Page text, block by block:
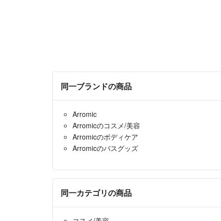
同一ブランドの商品
Arromic
Arromicのコスメ/美容
Arromicのボディケア
Arromicのバスグッズ
同一カテゴリの商品